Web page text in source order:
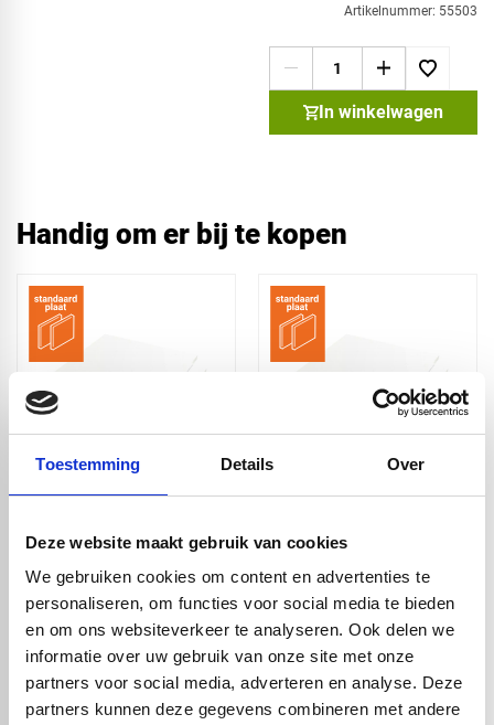
Toestemming Details Over
Deze website maakt gebruik van cookies
We gebruiken cookies om content en advertenties te
personaliseren, om functies voor social media te bieden
en om ons websiteverkeer te analyseren. Ook delen we
informatie over uw gebruik van onze site met onze
partners voor social media, adverteren en analyse. Deze
partners kunnen deze gegevens combineren met andere
Artikelnummer: 55503
In winkelwagen
Handig om er bij te kopen
Hardschuim Wit -
€ 59,48
Hardschuim Wit -
€ 80,17
check_circle Vanaf€ 750,-gratis bezorgd
check_circle
check_circle2-5dagen levertijd